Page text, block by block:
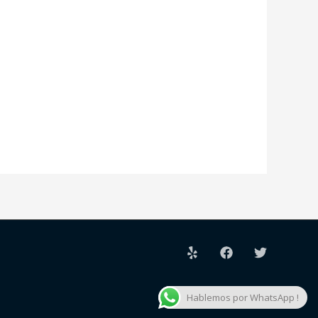
Hablemos por WhatsApp !